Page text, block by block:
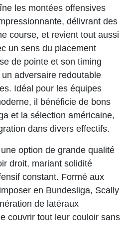
les montées offensives
délivrant des
course, et revient tout aussi
un sens du placement
de pointe et son timing
adversaire redoutable
Idéal pour les équipes
il bénéficie de bons
et la sélection américaine,
dans divers effectifs.
option de grande qualité
droit, mariant solidité
constant. Formé aux
en Bundesliga, Scally
de latéraux
couvrir tout leur couloir sans